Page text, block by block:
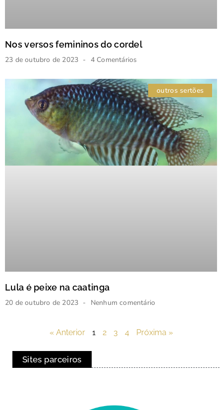
Nos versos femininos do cordel
23 de outubro de 2023 4 Comentários
outros sertões
Lula é peixe na caatinga
20 de outubro de 2023 Nenhum comentário
« Anterior 1 2 3 4 Próxima »
Sites parceiros